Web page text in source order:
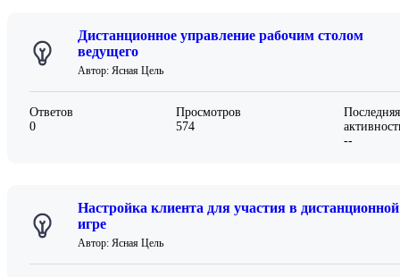
Дистанционное управление рабочим столом
ведущего
Автор: Ясная Цель
Ответов
0
Просмотров
574
Последняя
--
Настройка клиента для участия в дистанционной
игре
Автор: Ясная Цель